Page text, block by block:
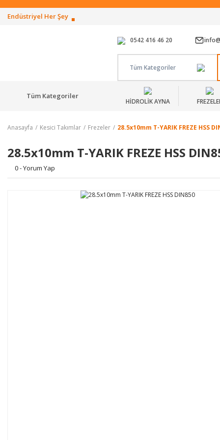
Endüstriyel Her Şey
0542 416 46 20
Tüm Kategoriler
Tüm Kategoriler
HİDROLİK AYNA
Anasayfa Kesici Takımlar Frezeler 28.5x10mm T-YARIK FREZE HSS
28.5x10mm T-YARIK FREZE HSS
0 - Yorum Yap